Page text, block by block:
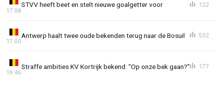
STVV heeft beet en stelt nieuwe goalgetter voor
17:08
122
Antwerp haalt twee oude bekenden terug naar de Bosuil
17:00
532
Straffe ambities KV Kortrijk bekend: “Op onze bek gaan?”
16:46
177